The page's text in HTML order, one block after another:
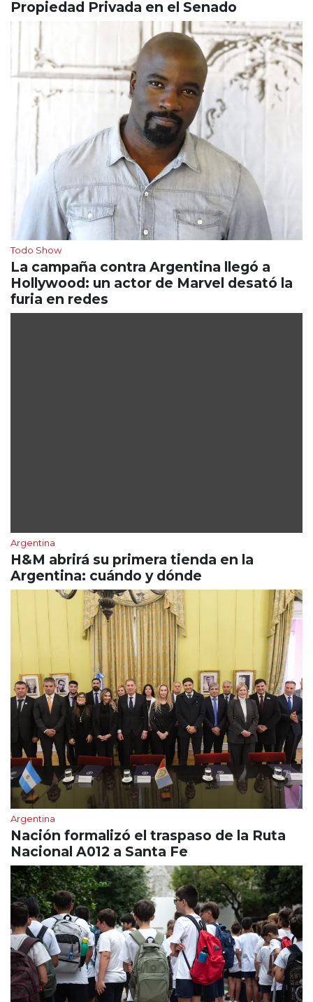
Propiedad Privada en el Senado
Todo Show
La campaña contra Argentina llegó a
Hollywood: un actor de Marvel desató la
furia en redes
Argentina
H&M abrirá su primera tienda en la
Argentina: cuándo y dónde
Argentina
Nación formalizó el traspaso de la Ruta
Nacional A012 a Santa Fe